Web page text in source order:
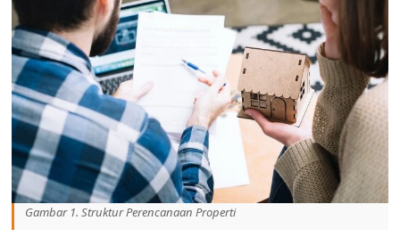
Gambar 1. Struktur Perencanaan Properti